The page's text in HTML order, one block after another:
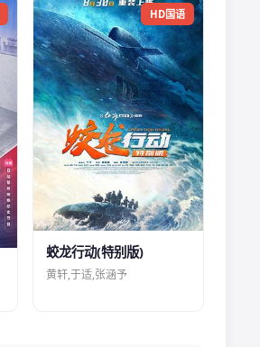
HD国语
蛟龙行动(特别版)
黄轩,于适,张涵予